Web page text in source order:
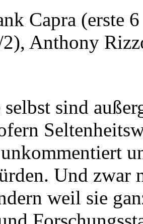
Capra (erste
Anthony
sind
Und zwar
weil sie